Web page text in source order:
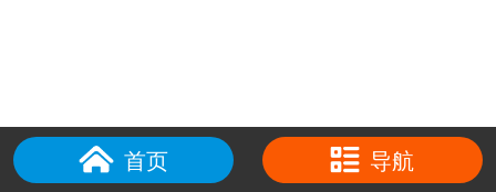
首页 导航